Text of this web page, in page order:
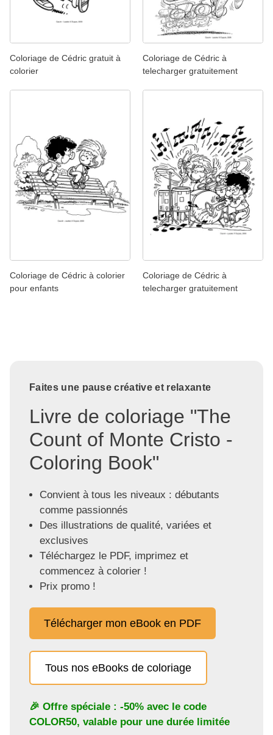
Coloriage de Cédric gratuit à
colorier
Coloriage de Cédric à
telecharger gratuitement
Coloriage de Cédric à colorier
pour enfants
Coloriage de Cédric à
telecharger gratuitement
Faites une pause créative et relaxante
Livre de coloriage "The
Count of Monte Cristo -
Coloring Book"
Convient à tous les niveaux : débutants
comme passionnés
Des illustrations de qualité, variées et
exclusives
Téléchargez le PDF, imprimez et
commencez à colorier !
Prix promo !
Télécharger mon eBook en PDF
Tous nos eBooks de coloriage
🎉 Offre spéciale : -50% avec le code
COLOR50, valable pour une durée limitée